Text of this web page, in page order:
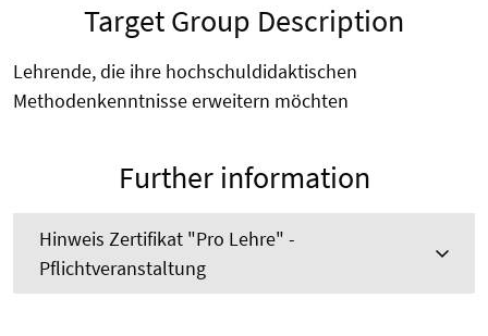
Target Group Description
Lehrende, die ihre hochschuldidaktischen
Methodenkenntnisse erweitern möchten
Further information
Hinweis Zertifikat "Pro Lehre" -
Pflichtveranstaltung